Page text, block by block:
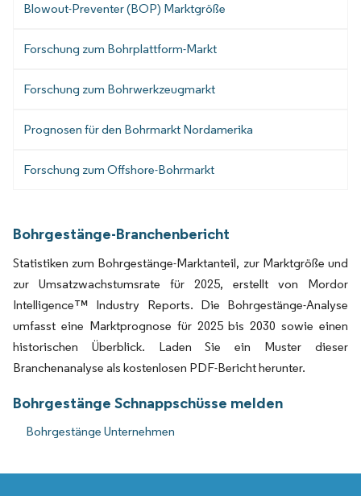
Blowout-Preventer (BOP) Marktgröße
Forschung zum Bohrplattform-Markt
Forschung zum Bohrwerkzeugmarkt
Prognosen für den Bohrmarkt Nordamerika
Forschung zum Offshore-Bohrmarkt
Bohrgestänge-Branchenbericht
Statistiken zum Bohrgestänge-Marktanteil, zur Marktgröße und
zur Umsatzwachstumsrate für 2025, erstellt von Mordor
Intelligence™ Industry Reports. Die Bohrgestänge-Analyse
umfasst eine Marktprognose für 2025 bis 2030 sowie einen
historischen Überblick. Laden Sie ein Muster dieser
Branchenanalyse als kostenlosen PDF-Bericht herunter.
Bohrgestänge Schnappschüsse melden
Bohrgestänge Unternehmen